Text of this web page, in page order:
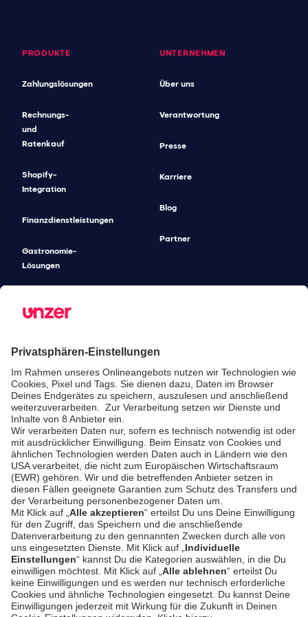
PRODUKTE
Zahlungslösungen
Rechnungs-
und
Ratenkauf
Shopify-
Integration
Finanzdienstleistungen
Gastronomie-
Lösungen
Commerce
Preise
UNTERNEHMEN
Über uns
Verantwortung
Presse
Karriere
Blog
Partner
SICHERHEIT & COMPLIANCE
Sicherheit
PSD2 - Starke
Kundenauthentifizierung
PCI DSS -
Datensicherheit
Betrugsprävention
SERVICE & SUPPORT
Entwickler-
Dokumentation
Dokumentation
Unzer Austria
Rechtliche
Dokumente
Hilfe-Center
Plattform-
Status